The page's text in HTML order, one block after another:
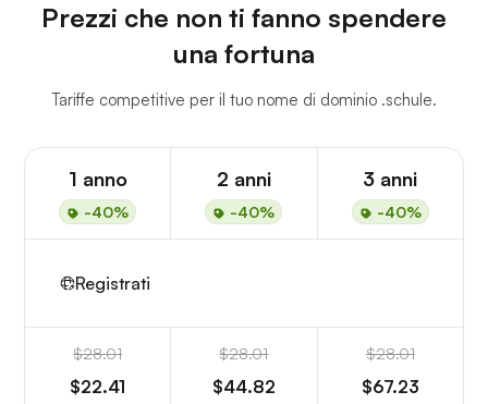
Prezzi che non ti fanno spendere
una fortuna
Tariffe competitive per il tuo nome di dominio .schule.
1 anno
-40%
2 anni
-40%
3 anni
-40%
Registrati
$28.01
$22.41
$28.01
$44.82
$28.01
$67.23